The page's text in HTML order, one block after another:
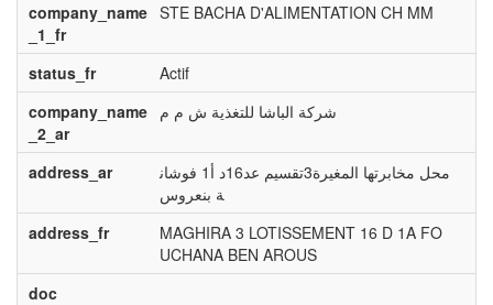
company_name
_1_fr
STE BACHA D'ALIMENTATION CH MM
status_fr
Actif
company_name
_2_ar
شركة الباشا للتغذية ش م م
address_ar
محل مخابرتها المغيرة3تقسيم عد16د أ1 فوشان
ة بنعروس
address_fr
MAGHIRA 3 LOTISSEMENT 16 D 1A FO
UCHANA BEN AROUS
doc